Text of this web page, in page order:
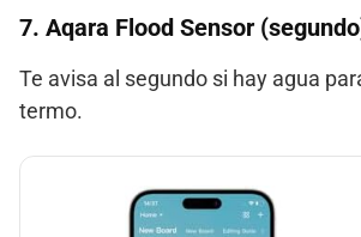
7. Aqara Flood Sensor (segundo
Te avisa al segundo si hay agua
termo.